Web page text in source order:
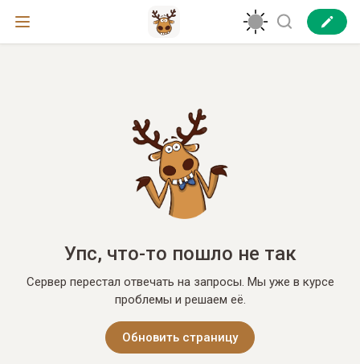
Упс, что-то пошло не так
Сервер перестал отвечать на запросы. Мы уже в курсе
проблемы и решаем её.
Обновить страницу